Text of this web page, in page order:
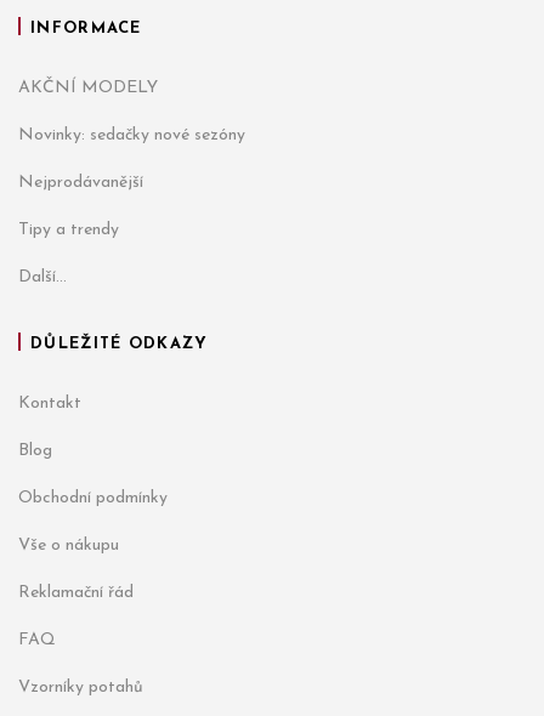
INFORMACE
AKČNÍ MODELY
Novinky: sedačky nové sezóny
Nejprodávanější
Tipy a trendy
Další...
DŮLEŽITÉ ODKAZY
Kontakt
Blog
Obchodní podmínky
Vše o nákupu
Reklamační řád
FAQ
Vzorníky potahů